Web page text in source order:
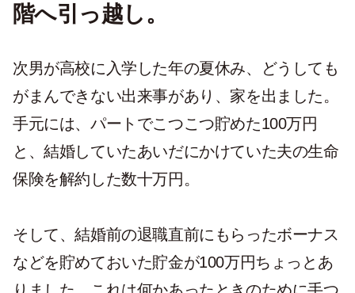
階へ引っ越し。
次男が高校に入学した年の夏休み、どうしても
がまんできない出来事があり、家を出ました。
手元には、パートでこつこつ貯めた100万円
と、結婚していたあいだにかけていた夫の生命
保険を解約した数十万円。
そして、結婚前の退職直前にもらったボーナス
などを貯めておいた貯金が100万円ちょっとあ